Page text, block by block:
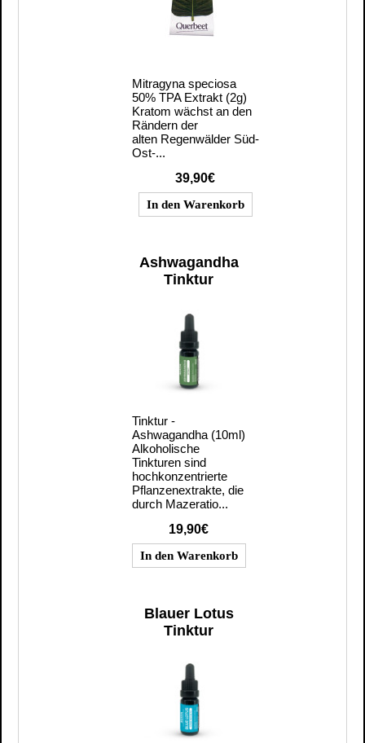
Mitragyna speciosa
50% TPA Extrakt (2g)
Kratom wächst an den
Rändern der
alten Regenwälder Süd-
Ost-...
39,90€
Ashwagandha
Tinktur
Tinktur -
Ashwagandha (10ml)
Alkoholische
Tinkturen sind
hochkonzentrierte
Pflanzenextrakte, die
durch Mazeratio...
19,90€
Blauer Lotus
Tinktur